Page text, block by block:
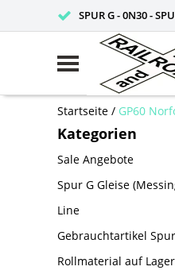
SPUR G - 0N30 -
Startseite / GP60
Kategorien
Sale Angebote
Spur G Gleise
Line
Gebrauchtartikel
Rollmaterial auf